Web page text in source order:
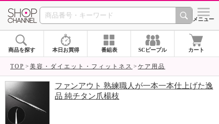
SHOP CHANNEL シメニュー
商品を探す 本日お買得 番組表 SCピープル カート
TOP 美容・ダイエット・フィットネス ケア用品
ファンアウト 熟練職人が一本一本仕上げた逸
品 純チタン爪楊枝